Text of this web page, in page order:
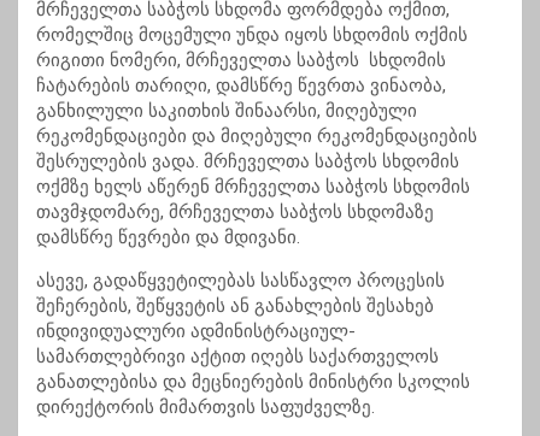
მრჩეველთა საბჭოს სხდომა ფორმდება ოქმით,
რომელშიც მოცემული უნდა იყოს სხდომის ოქმის
რიგითი ნომერი, მრჩეველთა საბჭოს სხდომის
ჩატარების თარიღი, დამსწრე წევრთა ვინაობა,
განხილული საკითხის შინაარსი, მიღებული
რეკომენდაციები და მიღებული რეკომენდაციების
შესრულების ვადა. მრჩეველთა საბჭოს სხდომის
ოქმზე ხელს აწერენ მრჩეველთა საბჭოს სხდომის
თავმჯდომარე, მრჩეველთა საბჭოს სხდომაზე
დამსწრე წევრები და მდივანი.
ასევე, გადაწყვეტილებას სასწავლო პროცესის
შეჩერების, შეწყვეტის ან განახლების შესახებ
ინდივიდუალური ადმინისტრაციულ-
სამართლებრივი აქტით იღებს საქართველოს
განათლებისა და მეცნიერების მინისტრი სკოლის
დირექტორის მიმართვის საფუძველზე.